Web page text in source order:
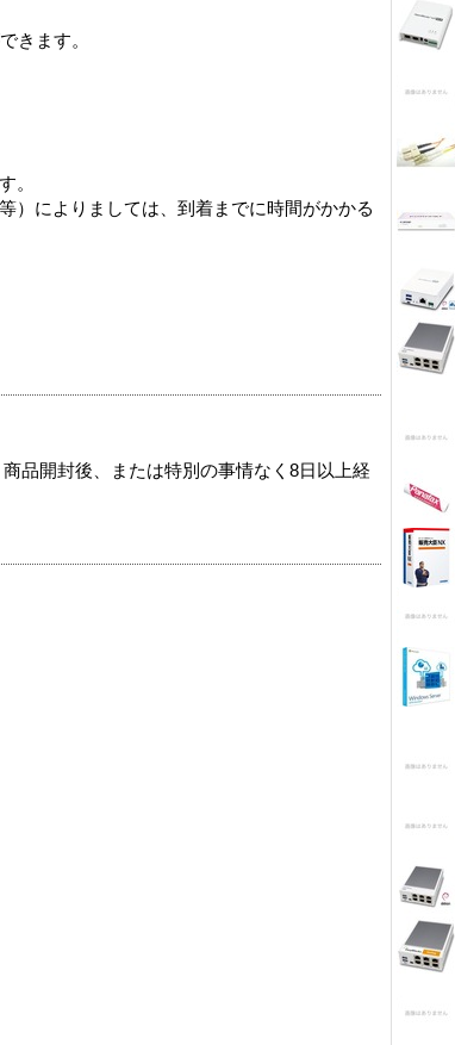
きます。
。
）によりましては、到着までに時間がかかる
品開封後、または特別の事情なく8日以上経